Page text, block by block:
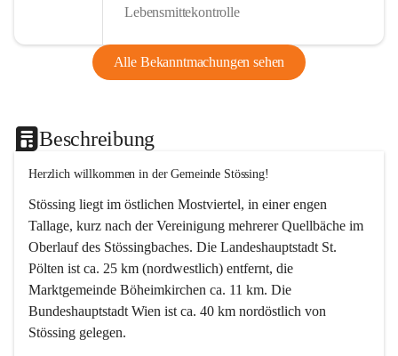
Lebensmittekontrolle
Alle Bekanntmachungen sehen
Beschreibung
Herzlich willkommen in der Gemeinde Stössing!
Stössing liegt im östlichen Mostviertel, in einer engen
Tallage, kurz nach der Vereinigung mehrerer Quellbäche im
Oberlauf des Stössingbaches. Die Landeshauptstadt St.
Pölten ist ca. 25 km (nordwestlich) entfernt, die
Marktgemeinde Böheimkirchen ca. 11 km. Die
Bundeshauptstadt Wien ist ca. 40 km nordöstlich von
Stössing gelegen.